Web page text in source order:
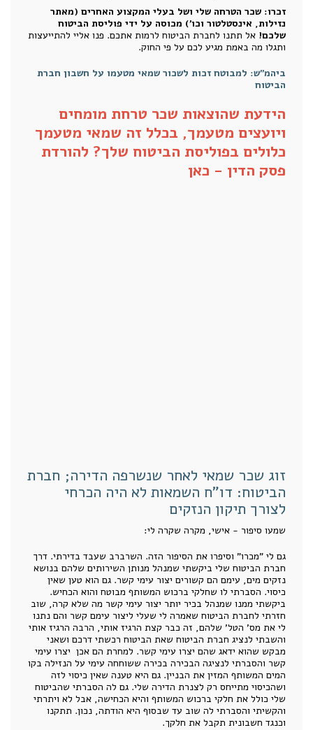
זכרו: שכר הטרחה שלי ושל בעלי המקצוע האחרים (מאתר
נזילות, אינסטלטור וכו') מכוסה על ידי פוליסת הביטוח
שלכם! אל תתנו לחברת הביטוח לרמות אתכם. פנו אליי להתייעצות
ותגלו מה באמת מגיע לכם על פי החוק.
ביהמ"ש: למבוטח זכות לשכור שמאי מטעמו על חשבון חברת
הביטוח
הידעת שהוצאות שכר טרחת מומחים
ויועצים מטעמך, בכלל זה שמאי מטעמך
כלולים בפוליסת הביטוח שלך? להורדת
פסק הדין - כאן
זוג שכר שמאי לאחר שנשרפה הדירה; חברת
הביטוח: דו"ח השמאות לא היה הכרחי
לצורך תיקון הנזקים
שמעו סיפור - אישי, מקרה שקרה לי:
גם לי "מכרו" וסיפרו את הסיפור הזה. השרברב שעבד בדירתי. דרך
חברת הביטוח שלי ביקשתי שמנהל מנותן השירותים שלהם בנושא
נזקים מים, עימם הם קשורים יצור עימי קשר. גם הוא טען שאין
כיסוי. הסברתי לו שחלקי ברכוש המשותף מבוטח והוא הכחיש.
ביקשתי ממנו שמנהל בכיר יותר יצור עימי קשר מה שלא קרה, שוב
חזרתי לחברת הביטוח שאמרה לי שעלי ליצור עימם קשר והם נתנו
לי את מס' הטל' שלהם, זה כבר קצת הרגיז אותי, הרבה הרגיז אותי
והשבתי לנציג חברת הביטוח שאת הביטוח רכשתי דרכם ושאני
מבקש שהוא ידאג שהם יצרו עימי קשר. למחרת הם אכן יצרו עימי
קשר והסברתי לנציגה הבכירה בכירה ששוחחה עימי על הנזילה בקו
המים המשותף המזין את הבניין. גם היא טענה שאין כיסוי לזה
ושהכיסוי מתייחס רק לצנרת הדירה שלי. גם לה הסברתי שהביטוח
שלי כולל את חלקי ברכוש המשותף והיא הכחישה, אבל לא ויתרתי
והקשיתי והסברתי לה שוב עד שבסוף היא הודתה, נכון. תתקנו
וכנגד חשבונית תקבל את חלקך.